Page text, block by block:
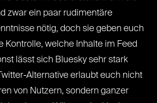
zwar ein paar rudimentäre
nötig, doch sie geben euch
Kontrolle, welche Inhalte im Feed
lässt sich Bluesky sehr stark
Alternative erlaubt euch nicht
von Nutzern, sondern ganzer